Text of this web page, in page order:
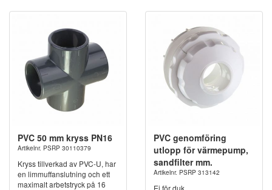
PVC 50 mm kryss PN16
Artikelnr. PSRP 30110379
Kryss tillverkad av PVC-U, har
en limmuffanslutning och ett
maximalt arbetstryck på 16
PVC genomföring
utlopp för värmepump,
sandfilter mm.
Artikelnr. PSRP 313142